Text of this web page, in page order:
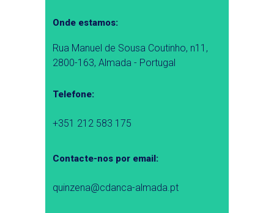
Onde estamos:
Rua Manuel de Sousa Coutinho, n11,
2800-163, Almada - Portugal
Telefone:
+351 212 583 175
Contacte-nos por email:
quinzena@cdanca-almada.pt